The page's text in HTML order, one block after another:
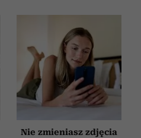
Nie zmieniasz zdjęcia